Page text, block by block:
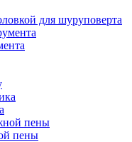
для шуруповерта
пены